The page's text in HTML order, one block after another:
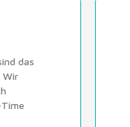
das
Wir